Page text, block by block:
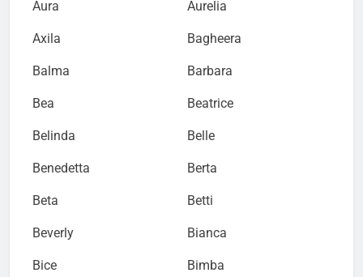
Aura Aurelia
Axila Bagheera
Balma Barbara
Bea Beatrice
Belinda Belle
Benedetta Berta
Beta Betti
Beverly Bianca
Bice Bimba